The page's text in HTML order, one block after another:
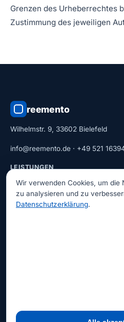
Grenzen des Urheberrechtes
Zustimmung des jeweiligen
reemento
Wilhelmstr. 9, 33602 Bielefeld
info@reemento.de · +49 521
LEISTUNGEN
Bestandsaufnahme
Wir verwenden Cookies, um die
zu analysieren und zu
Datenschutzerklärung.